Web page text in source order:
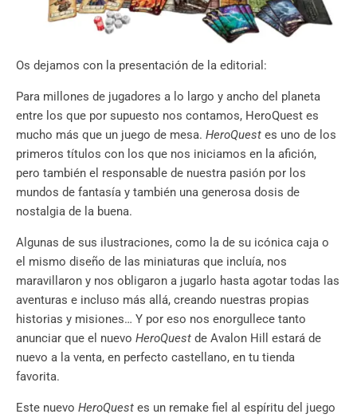
Os dejamos con la presentación de la editorial:
Para millones de jugadores a lo largo y ancho del planeta
entre los que por supuesto nos contamos, HeroQuest es
mucho más que un juego de mesa. HeroQuest es uno de los
primeros títulos con los que nos iniciamos en la afición,
pero también el responsable de nuestra pasión por los
mundos de fantasía y también una generosa dosis de
nostalgia de la buena.
Algunas de sus ilustraciones, como la de su icónica caja o
el mismo diseño de las miniaturas que incluía, nos
maravillaron y nos obligaron a jugarlo hasta agotar todas las
aventuras e incluso más allá, creando nuestras propias
historias y misiones… Y por eso nos enorgullece tanto
anunciar que el nuevo HeroQuest de Avalon Hill estará de
nuevo a la venta, en perfecto castellano, en tu tienda
favorita.
Este nuevo HeroQuest es un remake fiel al espíritu del juego